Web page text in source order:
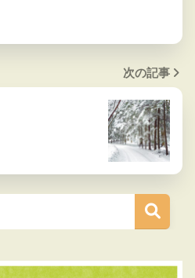
次の記事